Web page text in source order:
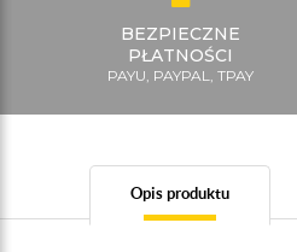
BEZPIECZNE
PŁATNOŚCI
PAYU, PAYPAL, TPAY
Opis produktu